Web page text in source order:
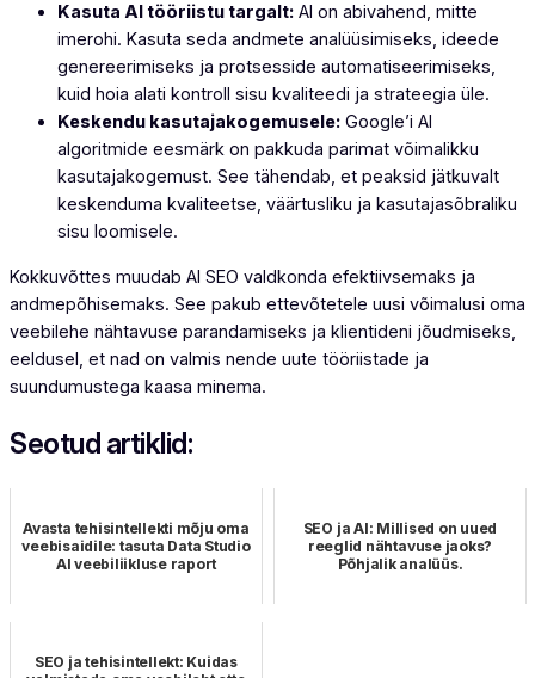
Kasuta AI tööriistu targalt: AI on abivahend, mitte
imerohi. Kasuta seda andmete analüüsimiseks, ideede
genereerimiseks ja protsesside automatiseerimiseks,
kuid hoia alati kontroll sisu kvaliteedi ja strateegia üle.
Keskendu kasutajakogemusele: Google’i AI
algoritmide eesmärk on pakkuda parimat võimalikku
kasutajakogemust. See tähendab, et peaksid jätkuvalt
keskenduma kvaliteetse, väärtusliku ja kasutajasõbraliku
sisu loomisele.
Kokkuvõttes muudab AI SEO valdkonda efektiivsemaks ja
andmepõhisemaks. See pakub ettevõtetele uusi võimalusi oma
veebilehe nähtavuse parandamiseks ja klientideni jõudmiseks,
eeldusel, et nad on valmis nende uute tööriistade ja
suundumustega kaasa minema.
Seotud artiklid:
Avasta tehisintellekti mõju oma
veebisaidile: tasuta Data Studio
AI veebiliikluse raport
SEO ja AI: Millised on uued
reeglid nähtavuse jaoks?
Põhjalik analüüs.
SEO ja tehisintellekt: Kuidas